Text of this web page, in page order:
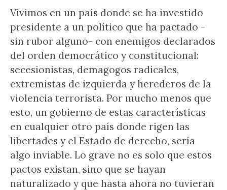
Vivimos en un país donde se ha investido
presidente a un político que ha pactado -
sin rubor alguno- con enemigos declarados
del orden democrático y constitucional:
secesionistas, demagogos radicales,
extremistas de izquierda y herederos de la
violencia terrorista. Por mucho menos que
esto, un gobierno de estas características
en cualquier otro país donde rigen las
libertades y el Estado de derecho, sería
algo inviable. Lo grave no es solo que estos
pactos existan, sino que se hayan
naturalizado y que hasta ahora no tuvieran